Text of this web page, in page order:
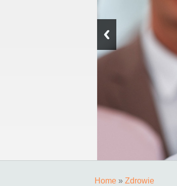
Home » Zdrowie